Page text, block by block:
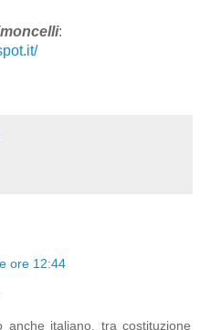
:
ore 12:44
italiano, tra costituzione